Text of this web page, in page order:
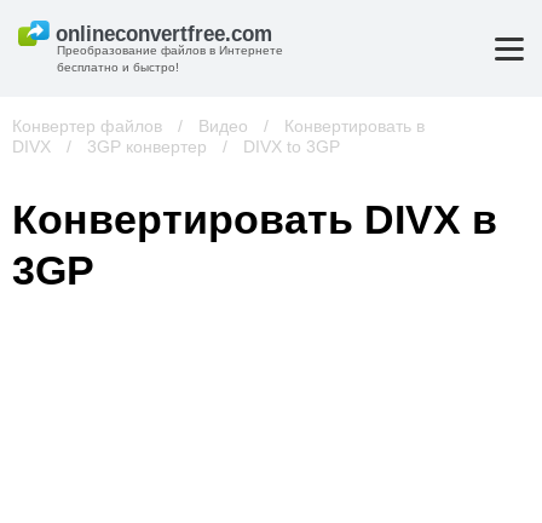
Преобразование файлов в Интернете
бесплатно и быстро!
Конвертер файлов / Видео /
Конвертировать в
DIVX
/ 3GP конвертер / DIVX to 3GP
Конвертировать DIVX в
3GP